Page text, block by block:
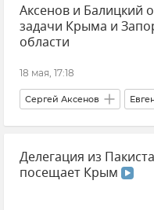
Депортация из Крыма
День памяти жертв
Аксенов и Балицкий
задачи Крыма и
области
18 мая, 17:18
Сергей Аксенов
Новости Крыма Крым
Запорожская область
Делегация из
посещает Крым